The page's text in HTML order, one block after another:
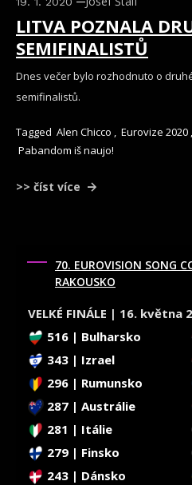
LITVA POZNALA
SEMIFINALISTŮ
Dnes večer bylo rozhodnuto o
semifinalistů.
Tagged Alen Chicco , Eurovize 2020 ,
Pabandom iš naujo!
>> číst více
70. EUROVISION SONG
RAKOUSKO
VELKÉ FINÁLE | 16. května
516 | Bulharsko
343 | Izrael
296 | Rumunsko
287 | Austrálie
281 | Itálie
279 | Finsko
243 | Dánsko